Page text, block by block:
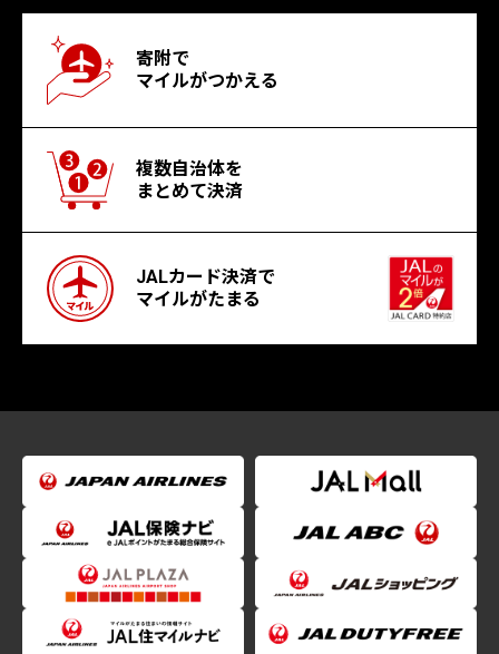
寄附で
マイルがつかえる
複数自治体を
まとめて決済
JALカード決済で
マイルがたまる